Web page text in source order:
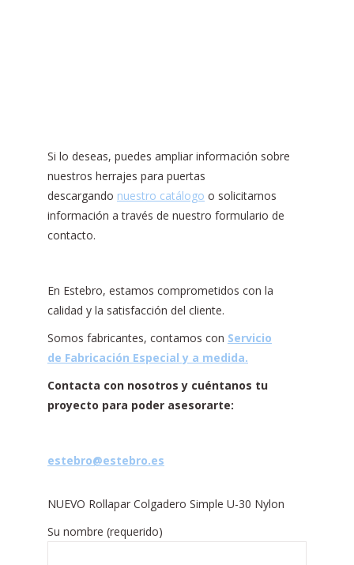
Si lo deseas, puedes ampliar información sobre
nuestros herrajes para puertas
descargando nuestro catálogo o solicitarnos
información a través de nuestro formulario de
contacto.
En Estebro, estamos comprometidos con la
calidad y la satisfacción del cliente.
Somos fabricantes, contamos con Servicio
de Fabricación Especial y a medida.
Contacta con nosotros y cuéntanos tu
proyecto para poder asesorarte:
estebro@estebro.es
NUEVO Rollapar Colgadero Simple U-30 Nylon
Su nombre (requerido)